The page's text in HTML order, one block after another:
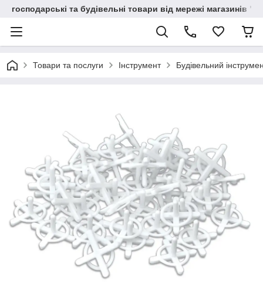
господарські та будівельні товари від мережі магазинів
Товари та послуги Інструмент Будівельний